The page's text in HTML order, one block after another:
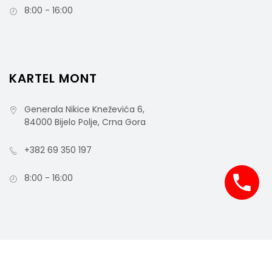
8:00 - 16:00
KARTEL MONT
Generala Nikice Kneževića 6,
84000 Bijelo Polje, Crna Gora
+382 69 350 197
8:00 - 16:00